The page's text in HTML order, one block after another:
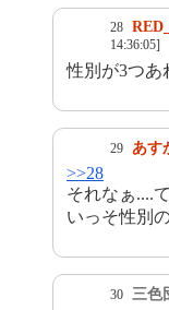
28
14:36:05]
性別が3つあ
29 あす
>>28
それなぁ....
いっそ性別
30 三色